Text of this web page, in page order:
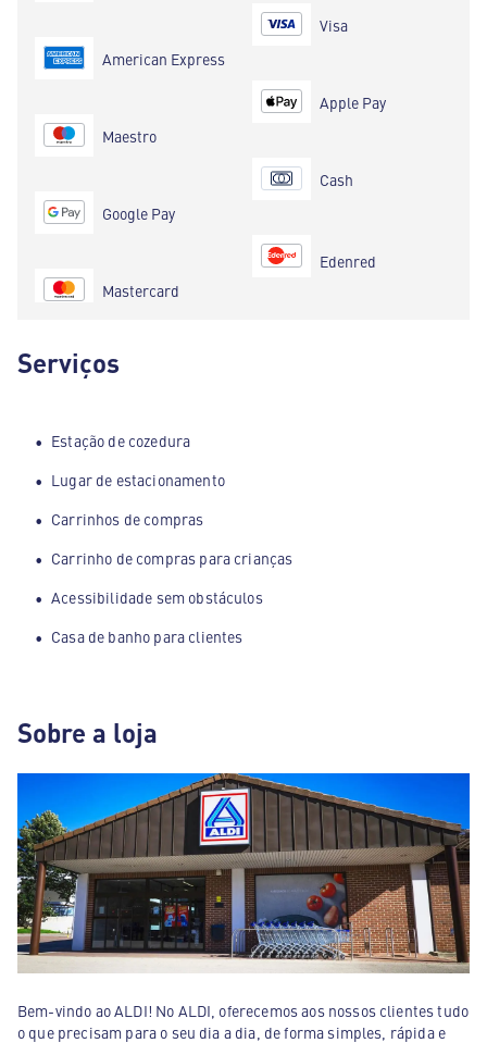
American Express
Maestro
Google Pay
Mastercard
Visa
Apple Pay
Cash
Edenred
Serviços
Estação de cozedura
Lugar de estacionamento
Carrinhos de compras
Carrinho de compras para crianças
Acessibilidade sem obstáculos
Casa de banho para clientes
Sobre a loja
Bem-vindo ao ALDI! No ALDI, oferecemos aos nossos clientes tudo
o que precisam para o seu dia a dia, de forma simples, rápida e